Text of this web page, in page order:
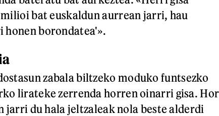
bat euskaldun aurrean jarri, hau
honen borondatea'».
zabala biltzeko moduko funtsezko
lirateke zerrenda horren oinarri gisa.
jarri du hala jeltzaleak nola beste alderdi